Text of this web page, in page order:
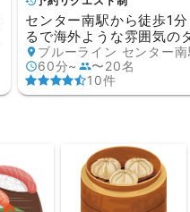
センター南駅から徒歩1
るで海外ような雰囲気の
60分~
〜20名
10件